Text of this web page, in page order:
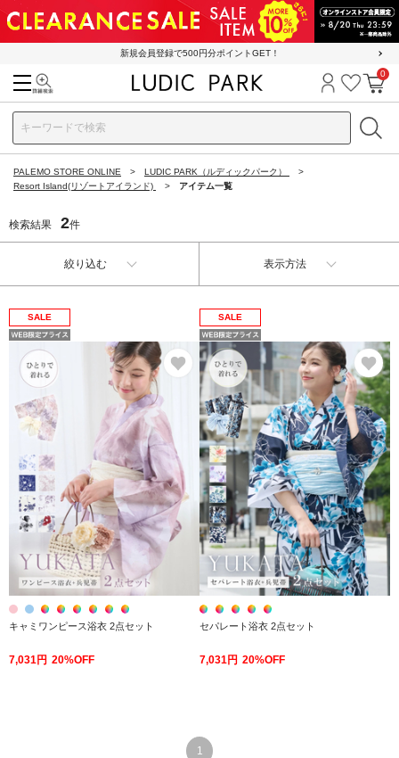
新規会員登録で500円分ポイントGET！
ログイン
お気に
カ
0
PALEMO STORE ONLINE
LUDIC PARK（ルディックパーク）
Resort Island(リゾートアイランド)
アイテム一覧
検索結果 2件
絞り込む 表示方法
SALE
お気に入り
キャミワンピース浴衣 2点セット
7,031円 20%OFF
SALE
お
セパレート浴衣 2点セット
7,031円 20%OFF
1